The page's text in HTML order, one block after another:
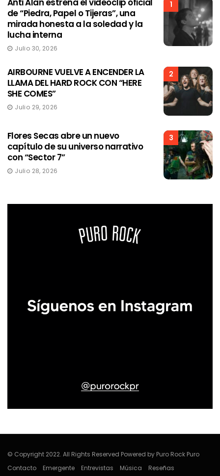
1
Anti Alan estrena el videoclip oficial
de “Piedra, Papel o Tijeras”, una
mirada honesta a la soledad y la
lucha interna
Julio 30, 2026
2
AIRBOURNE VUELVE A ENCENDER LA
LLAMA DEL HARD ROCK CON “HERE
SHE COMES”
Julio 29, 2026
3
Flores Secas abre un nuevo
capítulo de su universo narrativo
con “Sector 7”
Julio 28, 2026
© Copyright 2022. All Rights Reserved Powered by Puro Rock Puro
Contacto
Emergente Entrevistas Música Reseñas